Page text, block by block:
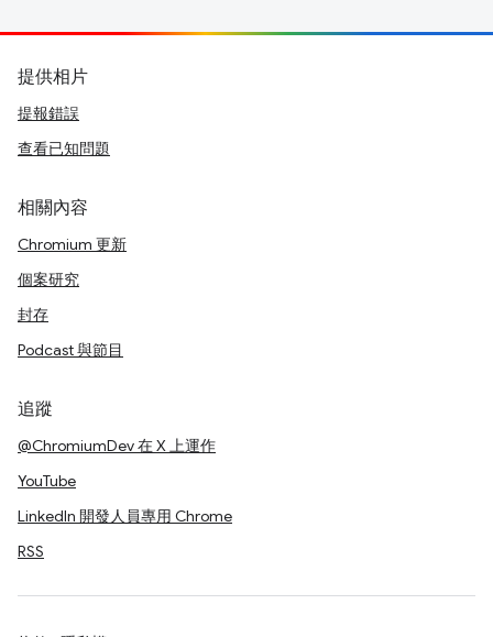
提供相片
提報錯誤
查看已知問題
相關內容
Chromium 更新
個案研究
封存
Podcast 與節目
追蹤
@ChromiumDev 在 X 上運作
YouTube
LinkedIn 開發人員專用 Chrome
RSS